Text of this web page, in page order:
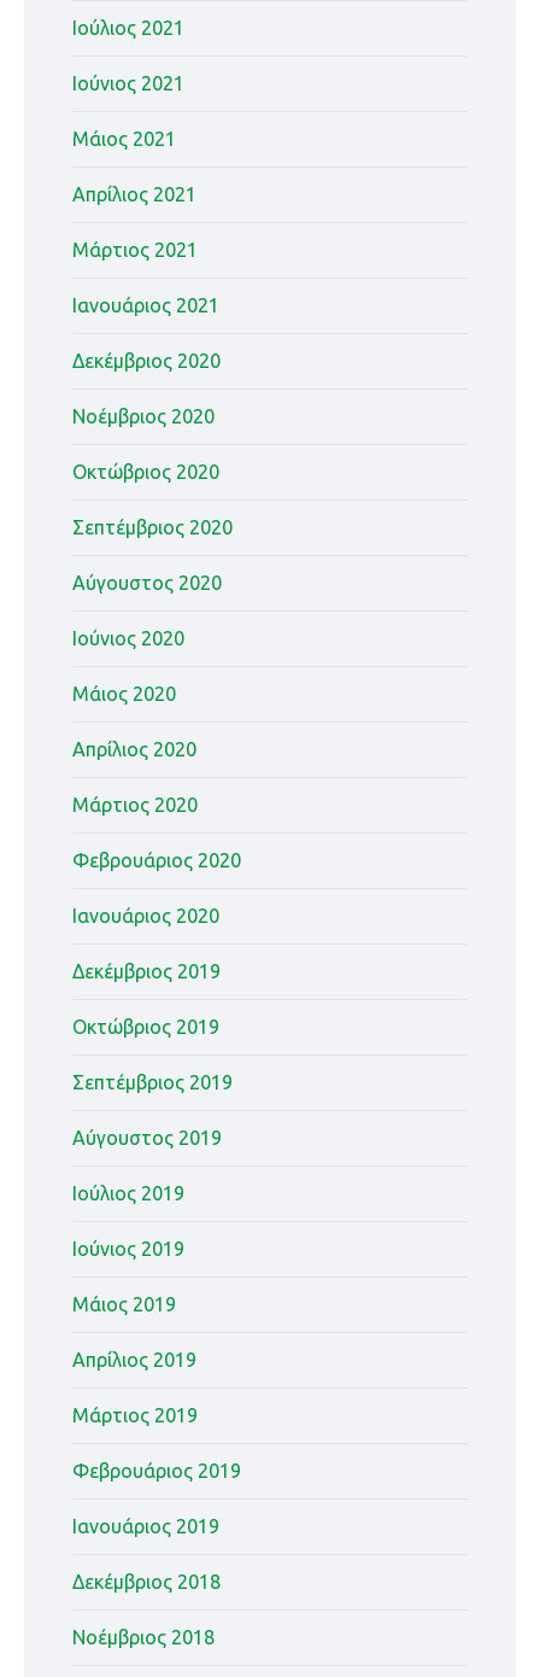
Ιούλιος 2021
Ιούνιος 2021
Μάιος 2021
Απρίλιος 2021
Μάρτιος 2021
Ιανουάριος 2021
Δεκέμβριος 2020
Νοέμβριος 2020
Οκτώβριος 2020
Σεπτέμβριος 2020
Αύγουστος 2020
Ιούνιος 2020
Μάιος 2020
Απρίλιος 2020
Μάρτιος 2020
Φεβρουάριος 2020
Ιανουάριος 2020
Δεκέμβριος 2019
Οκτώβριος 2019
Σεπτέμβριος 2019
Αύγουστος 2019
Ιούλιος 2019
Ιούνιος 2019
Μάιος 2019
Απρίλιος 2019
Μάρτιος 2019
Φεβρουάριος 2019
Ιανουάριος 2019
Δεκέμβριος 2018
Νοέμβριος 2018